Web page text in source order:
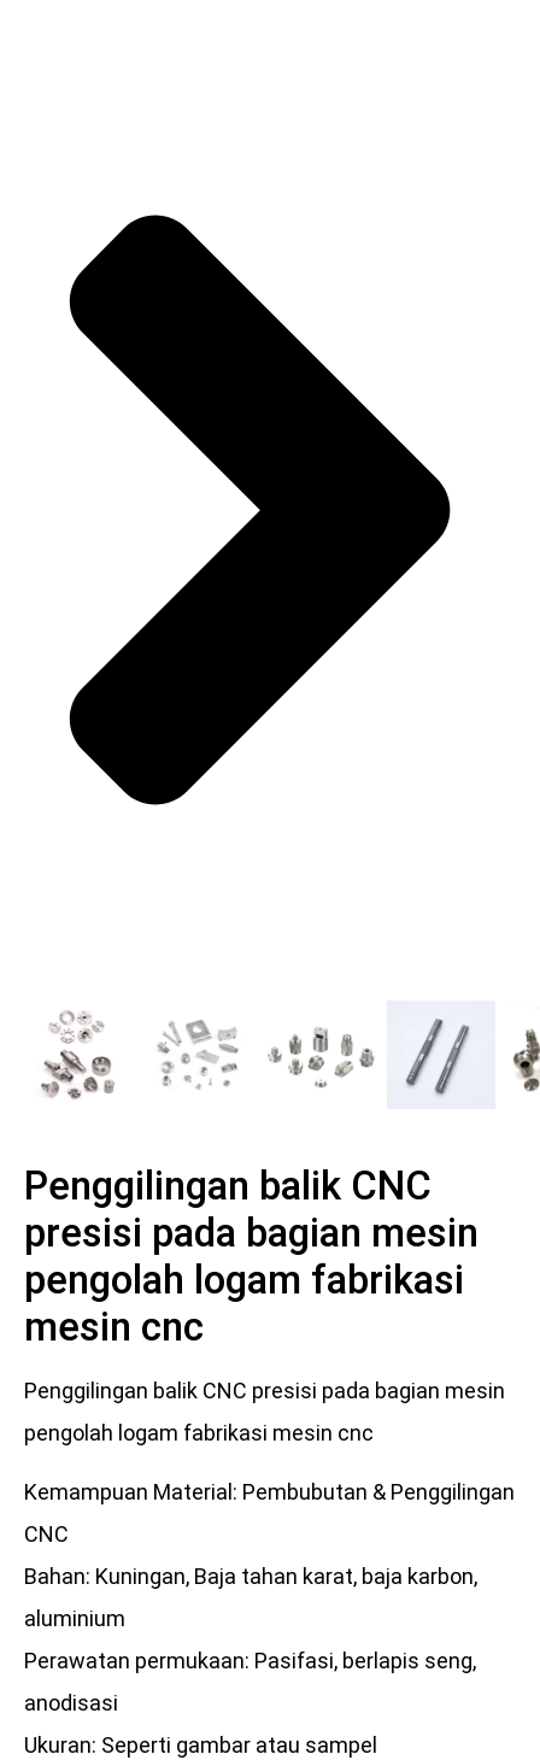
Penggilingan balik CNC
presisi pada bagian mesin
pengolah logam fabrikasi
mesin cnc
Penggilingan balik CNC presisi pada bagian mesin
pengolah logam fabrikasi mesin cnc
Kemampuan Material: Pembubutan & Penggilingan
CNC
Bahan: Kuningan, Baja tahan karat, baja karbon,
aluminium
Perawatan permukaan: Pasifasi, berlapis seng,
anodisasi
Ukuran: Seperti gambar atau sampel